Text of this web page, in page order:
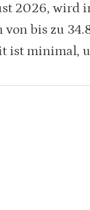
2026, wird
bis zu
ist minimal,